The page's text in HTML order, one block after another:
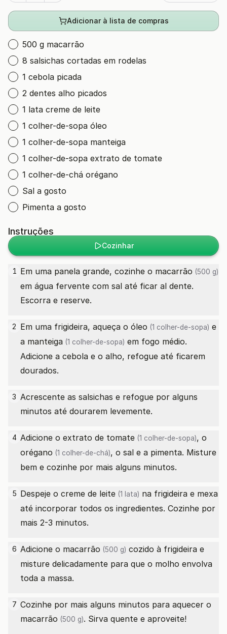
Adicionar à lista de compras
500 g macarrão
8 salsichas cortadas em rodelas
1 cebola picada
2 dentes alho picados
1 lata creme de leite
1 colher-de-sopa óleo
1 colher-de-sopa manteiga
1 colher-de-sopa extrato de tomate
1 colher-de-chá orégano
Sal a gosto
Pimenta a gosto
Instruções
Cozinhar
1 Em uma panela grande, cozinhe o macarrão (500 g)
em água fervente com sal até ficar al dente.
Escorra e reserve.
2 Em uma frigideira, aqueça o óleo (1 colher-de-sopa) e
a manteiga (1 colher-de-sopa) em fogo médio.
Adicione a cebola e o alho, refogue até ficarem
dourados.
3 Acrescente as salsichas e refogue por alguns
minutos até dourarem levemente.
4 Adicione o extrato de tomate (1 colher-de-sopa), o
orégano (1 colher-de-chá), o sal e a pimenta. Misture
bem e cozinhe por mais alguns minutos.
5 Despeje o creme de leite (1 lata) na frigideira e mexa
até incorporar todos os ingredientes. Cozinhe por
mais 2-3 minutos.
6 Adicione o macarrão (500 g) cozido à frigideira e
misture delicadamente para que o molho envolva
toda a massa.
7 Cozinhe por mais alguns minutos para aquecer o
macarrão (500 g). Sirva quente e aproveite!